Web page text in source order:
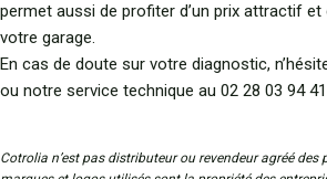
permet aussi de profiter d’un prix attractif et
votre garage.
En cas de doute sur votre diagnostic,
ou notre service technique au 02 28 03 94
Cotrolia n’est pas distributeur ou revendeur agréé des